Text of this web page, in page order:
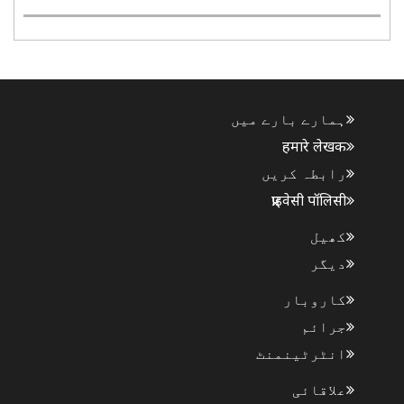
ہمارے بارے میں
हमारे लेखक
رابطہ کریں
प्राइवेसी पॉलिसी
کھیل
دیگر
کاروبار
جرائم
انٹرٹینمنٹ
علاقائی